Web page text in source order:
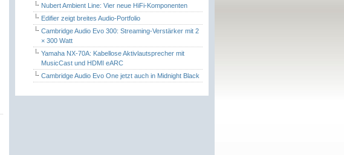
Nubert Ambient Line: Vier neue HiFi-Komponenten
Edifier zeigt breites Audio-Portfolio
Cambridge Audio Evo 300: Streaming-Verstärker mit 2
× 300 Watt
Yamaha NX-70A: Kabellose Aktivlautsprecher mit
MusicCast und HDMI eARC
Cambridge Audio Evo One jetzt auch in Midnight Black